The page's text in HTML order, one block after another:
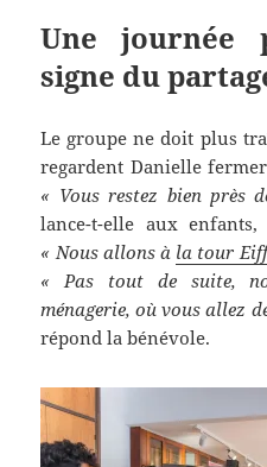
Une journée
signe du
Le groupe ne doit plus
regardent Danielle
« Vous restez bien près
lance-t-elle aux
« Nous allons à la tour
« Pas tout de suite,
ménagerie, où vous allez
répond la bénévole.